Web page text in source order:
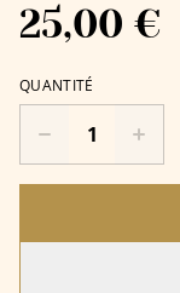
25,00 €
QUANTITÉ